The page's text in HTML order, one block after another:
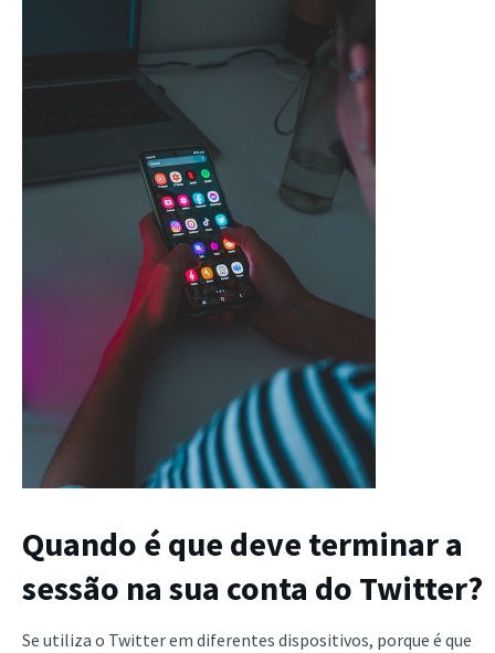
Quando é que deve terminar a
sessão na sua conta do Twitter?
Se utiliza o Twitter em diferentes dispositivos, porque é que